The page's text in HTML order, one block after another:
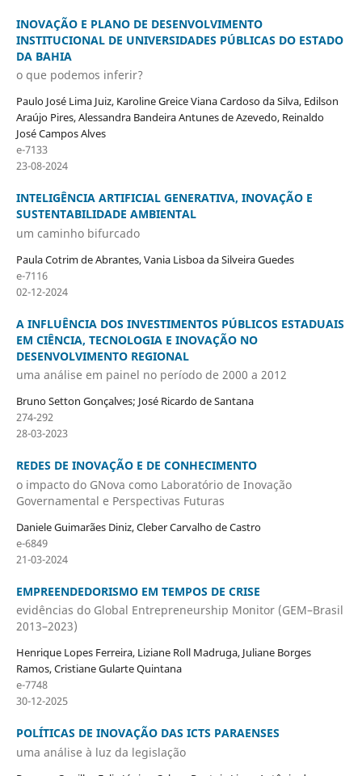
INOVAÇÃO E PLANO DE DESENVOLVIMENTO
INSTITUCIONAL DE UNIVERSIDADES PÚBLICAS DO ESTADO
DA BAHIA
o que podemos inferir?
Paulo José Lima Juiz, Karoline Greice Viana Cardoso da Silva, Edilson
Araújo Pires, Alessandra Bandeira Antunes de Azevedo, Reinaldo
José Campos Alves
e-7133
23-08-2024
INTELIGÊNCIA ARTIFICIAL GENERATIVA, INOVAÇÃO E
SUSTENTABILIDADE AMBIENTAL
um caminho bifurcado
Paula Cotrim de Abrantes, Vania Lisboa da Silveira Guedes
e-7116
02-12-2024
A INFLUÊNCIA DOS INVESTIMENTOS PÚBLICOS ESTADUAIS
EM CIÊNCIA, TECNOLOGIA E INOVAÇÃO NO
DESENVOLVIMENTO REGIONAL
uma análise em painel no período de 2000 a 2012
Bruno Setton Gonçalves; José Ricardo de Santana
274-292
28-03-2023
REDES DE INOVAÇÃO E DE CONHECIMENTO
o impacto do GNova como Laboratório de Inovação
Governamental e Perspectivas Futuras
Daniele Guimarães Diniz, Cleber Carvalho de Castro
e-6849
21-03-2024
EMPREENDEDORISMO EM TEMPOS DE CRISE
evidências do Global Entrepreneurship Monitor (GEM–Brasil
2013–2023)
Henrique Lopes Ferreira, Liziane Roll Madruga, Juliane Borges
Ramos, Cristiane Gularte Quintana
e-7748
30-12-2025
POLÍTICAS DE INOVAÇÃO DAS ICTS PARAENSES
uma análise à luz da legislação